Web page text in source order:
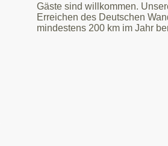
Gäste sind willkommen.
Erreichen des Deutschen
mindestens 200 km im Jahr